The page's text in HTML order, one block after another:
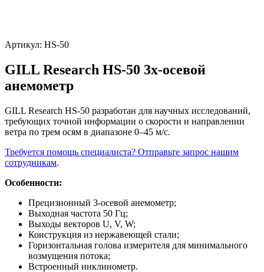
Артикул: HS-50
GILL Research HS-50 3х-осевой
анемометр
GILL Research HS-50 разработан для научных исследований,
требующих точной информации о скорости и направлении
ветра по трем осям в диапазоне 0–45 м/с.
Требуется помощь специалиста? Отправьте запрос нашим
сотрудникам.
Особенности:
Прецизионный 3-осевой анемометр;
Выходная частота 50 Гц;
Выходы векторов U, V, W;
Конструкция из нержавеющей стали;
Горизонтальная голова измерителя для минимального
возмущения потока;
Встроенный инклинометр.